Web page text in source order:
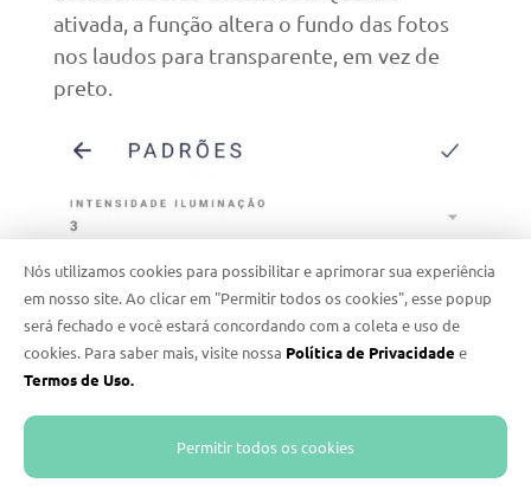
ativada, a função altera o fundo das fotos
nos laudos para transparente, em vez de
preto.
Nós utilizamos cookies para possibilitar e aprimorar sua experiência
em nosso site. Ao clicar em "Permitir todos os cookies", esse popup
será fechado e você estará concordando com a coleta e uso de
cookies. Para saber mais, visite nossa Política de Privacidade e
Termos de Uso.
Permitir todos os cookies